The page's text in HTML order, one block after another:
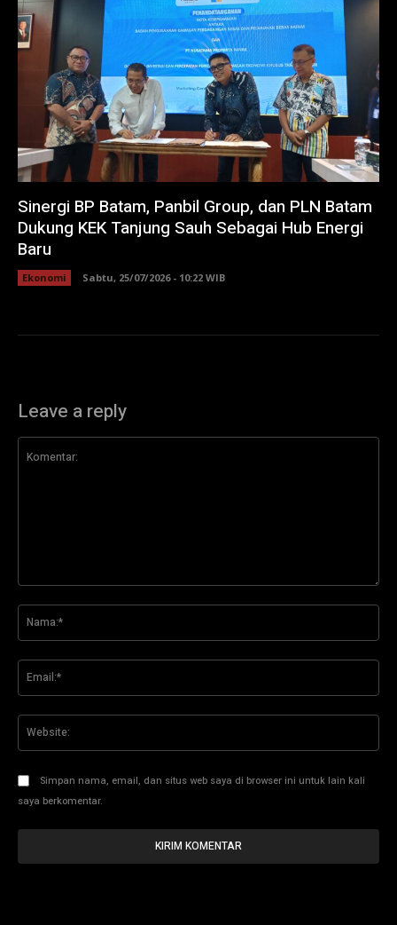
Sinergi BP Batam, Panbil Group, dan PLN Batam
Dukung KEK Tanjung Sauh Sebagai Hub Energi
Baru
Ekonomi Sabtu, 25/07/2026 - 10:22 WIB
Leave a reply
Simpan nama, email, dan situs web saya di browser ini untuk lain kali
saya berkomentar.